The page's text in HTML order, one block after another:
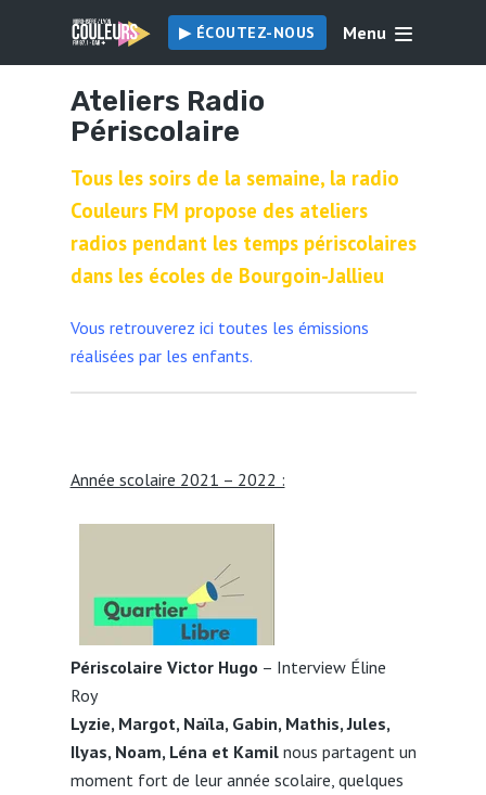
▶︎ ÉCOUTEZ-NOUS Menu
Ateliers Radio
Périscolaire
Tous les soirs de la semaine, la radio
Couleurs FM propose des ateliers
radios pendant les temps périscolaires
dans les écoles de Bourgoin-Jallieu
Vous retrouverez ici toutes les émissions
réalisées par les enfants.
Année scolaire 2021 – 2022 :
Périscolaire Victor Hugo – Interview Éline
Roy
Lyzie, Margot, Naïla, Gabin, Mathis, Jules,
Ilyas, Noam, Léna et Kamilnous partagent un
moment fort de leur année scolaire, quelques